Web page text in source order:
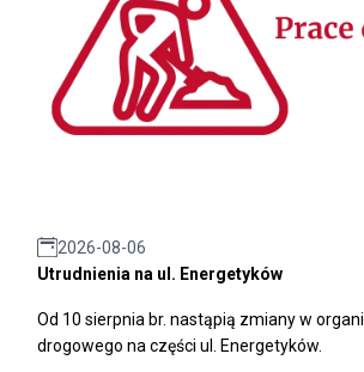
2026-08-06
Utrudnienia na ul. Energetyków
Od 10 sierpnia br. nastąpią zmiany w
drogowego na części ul. Energetyków.